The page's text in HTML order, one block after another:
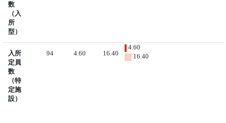
数
（入
所
型）
入所
定員
数
（特
定施
設）
94 4.60 16.40
4.60
16.40